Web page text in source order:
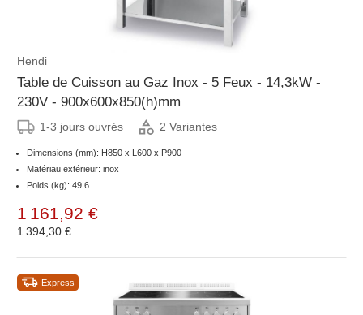
Hendi
Table de Cuisson au Gaz Inox - 5 Feux - 14,3kW -
230V - 900x600x850(h)mm
1-3 jours ouvrés 2 Variantes
Dimensions (mm): H850 x L600 x P900
Matériau extérieur: inox
Poids (kg): 49.6
1 161,92 €
1 394,30 €
Express